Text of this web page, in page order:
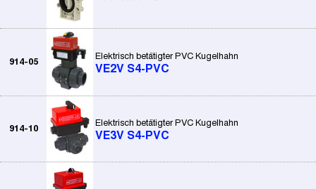
914-05
Elektrisch betätigter PVC Kugelhahn
VE2V S4-PVC
914-10
Elektrisch betätigter PVC Kugelhahn
VE3V S4-PVC